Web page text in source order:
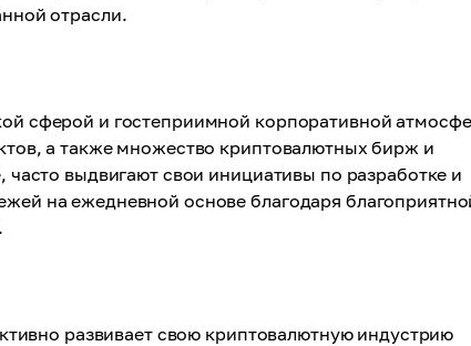
отрасли.
сферой и гостеприимной корпоративной
а также множество криптовалютных бирж и
выдвигают свои инициативы по разработке и
на ежедневной основе благодаря
развивает свою криптовалютную индустрию